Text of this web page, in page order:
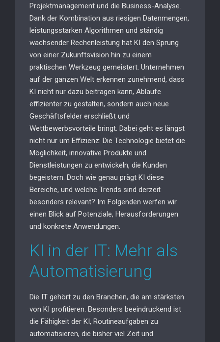
Projektmanagement und die Business-Analyse.
Dank der Kombination aus riesigen Datenmengen,
leistungsstarken Algorithmen und ständig
wachsender Rechenleistung hat KI den Sprung
von einer Zukunftsvision hin zu einem
praktischen Werkzeug gemeistert. Unternehmen
auf der ganzen Welt erkennen zunehmend, dass
KI nicht nur dazu beitragen kann, Abläufe
effizienter zu gestalten, sondern auch neue
Geschäftsfelder erschließt und
Wettbewerbsvorteile bringt. Dabei geht es längst
nicht nur um Effizienz: Die Technologie bietet die
Möglichkeit, innovative Produkte und
Dienstleistungen zu entwickeln, die Kunden
begeistern. Doch wie genau prägt KI diese
Bereiche, und welche Trends sind derzeit
besonders relevant? Im Folgenden werfen wir
einen Blick auf Potenziale, Herausforderungen
und konkrete Anwendungen.
KI in der IT: Mehr als
Automatisierung
Die IT gehört zu den Branchen, die am stärksten
von KI profitieren. Besonders beeindruckend ist
die Fähigkeit der KI, Routineaufgaben zu
automatisieren, die bisher viel Zeit und